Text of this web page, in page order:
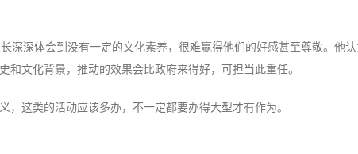
深深体会到没有一定的文化素养，很难赢得他们的好感甚至尊敬。他
文化背景，推动的效果会比政府来得好，可担当此重任。
这类的活动应该多办，不一定都要办得大型才有作为。